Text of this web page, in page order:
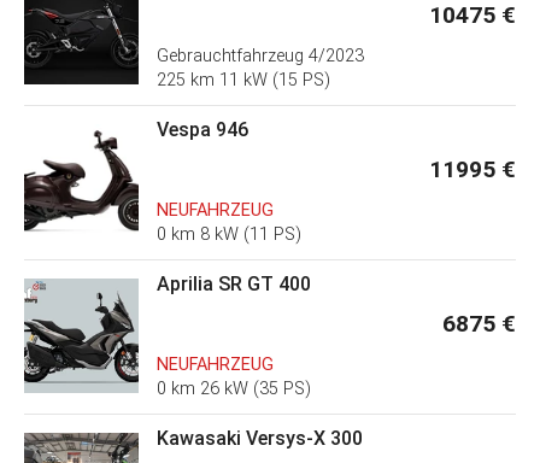
10475 €
Gebrauchtfahrzeug 4/2023
225 km 11 kW (15 PS)
Vespa 946
11995 €
NEUFAHRZEUG
0 km 8 kW (11 PS)
Aprilia SR GT 400
6875 €
NEUFAHRZEUG
0 km 26 kW (35 PS)
Kawasaki Versys-X 300